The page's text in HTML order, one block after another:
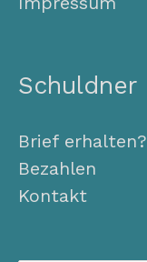
Schuldner
Brief erhalten?
Bezahlen
Kontakt